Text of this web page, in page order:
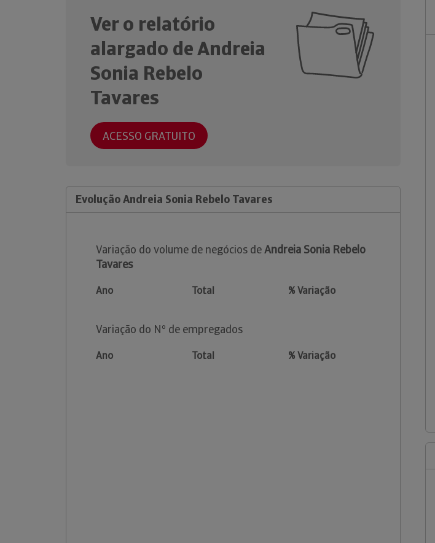
Ver o relatório
alargado de Andreia
Sonia Rebelo
Tavares
ACESSO GRATUITO
Evolução Andreia Sonia Rebelo Tavares
Variação do volume de negócios deAndreia Sonia Rebelo
Tavares
Ano Total % Variação
Variação do Nº de empregados
Ano Total % Variação